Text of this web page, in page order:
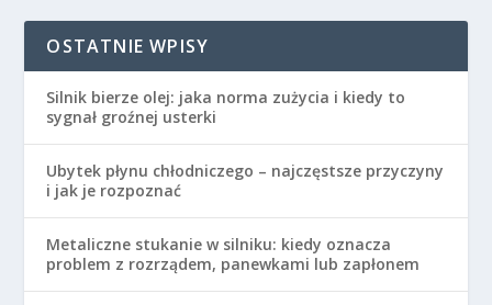
OSTATNIE WPISY
Silnik bierze olej: jaka norma zużycia i kiedy to
sygnał groźnej usterki
Ubytek płynu chłodniczego – najczęstsze przyczyny
i jak je rozpoznać
Metaliczne stukanie w silniku: kiedy oznacza
problem z rozrządem, panewkami lub zapłonem